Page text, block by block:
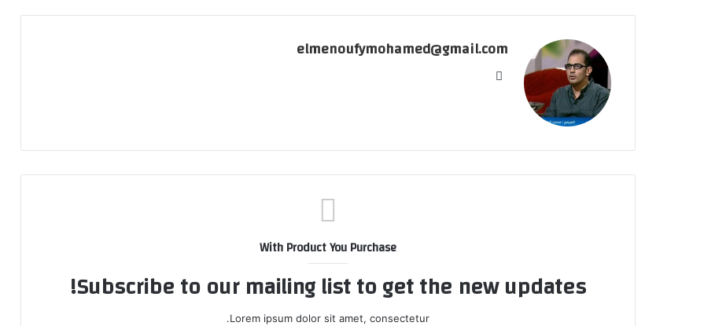
elmenoufymohamed@gmail.com
With Product You Purchase
Subscribe to our mailing list to get the new updates!
Lorem ipsum dolor sit amet, consectetur.